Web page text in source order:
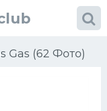
Gas (62 Фото)